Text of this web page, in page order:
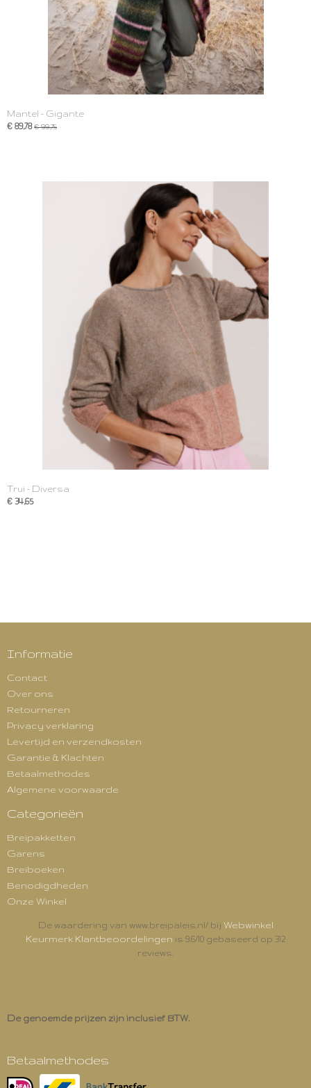
Mantel - Gigante
€ 89,78 € 99,75
Trui - Diversa
€ 34,65
Informatie
Contact
Over ons
Retourneren
Privacy verklaring
Levertijd en verzendkosten
Garantie & Klachten
Betaalmethodes
Algemene voorwaarde
Categorieën
Breipakketten
Garens
Breiboeken
Benodigdheden
Onze Winkel
De waardering van www.breipaleis.nl/ bij Webwinkel
Keurmerk Klantbeoordelingen is 9.6/10 gebaseerd op 312
reviews.
De genoemde prijzen zijn inclusief BTW.
Betaalmethodes